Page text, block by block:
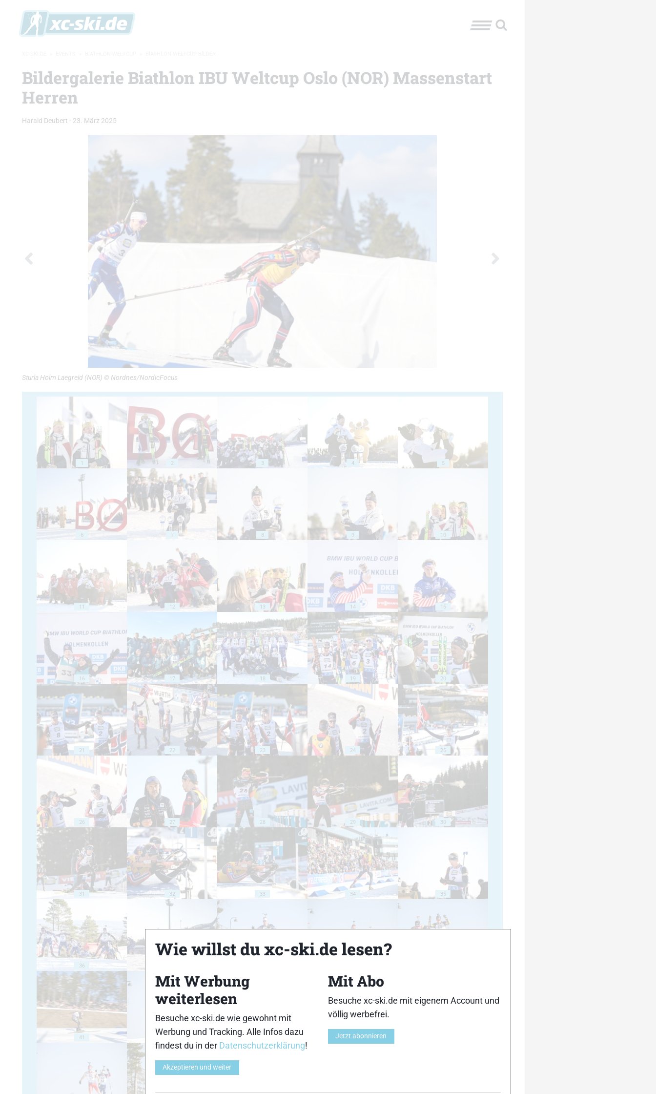
Bildergalerie Biathlon IBU Weltcup Oslo (NOR) Massenstart
Herren
Harald Deubert - 23. März 2025
Sturla Holm Laegreid (NOR) © Nordnes/NordicFocus
1 2 3 4 5
6 7 8 9 10
11 12 13 14 15
16 17 18 19 20
21 22 23 24 25
26 27 28 29 30
31 32 33 34 35
36
41 44
Wie willst du xc-ski.de lesen?
Mit Werbung
weiterlesen
Besuche xc-ski.de wie gewohnt mit
Werbung und Tracking. Alle Infos dazu
findest du in der Datenschutzerklärung!
Akzeptieren und weiter
Mit Abo
Besuche xc-ski.de mit eigenem Account und
völlig werbefrei.
Jetzt abonnieren